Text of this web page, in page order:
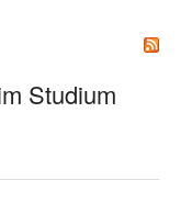
Studium